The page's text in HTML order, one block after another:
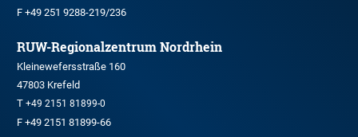
F +49 251 9288-219/236
RUW-Regionalzentrum Nordrhein
Kleinewefersstraße 160
47803 Krefeld
T +49 2151 81899-0
F +49 2151 81899-66